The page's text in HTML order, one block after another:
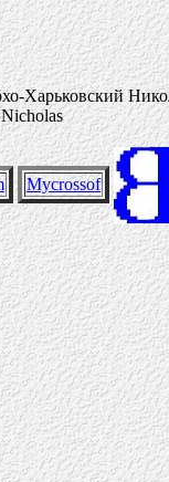
Харьковский
Mycrossof